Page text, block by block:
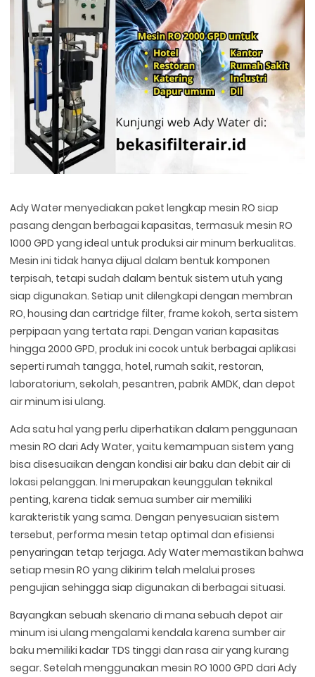
Ady Water menyediakan paket lengkap mesin RO siap
pasang dengan berbagai kapasitas, termasuk mesin RO
1000 GPD yang ideal untuk produksi air minum berkualitas.
Mesin ini tidak hanya dijual dalam bentuk komponen
terpisah, tetapi sudah dalam bentuk sistem utuh yang
siap digunakan. Setiap unit dilengkapi dengan membran
RO, housing dan cartridge filter, frame kokoh, serta sistem
perpipaan yang tertata rapi. Dengan varian kapasitas
hingga 2000 GPD, produk ini cocok untuk berbagai aplikasi
seperti rumah tangga, hotel, rumah sakit, restoran,
laboratorium, sekolah, pesantren, pabrik AMDK, dan depot
air minum isi ulang.
Ada satu hal yang perlu diperhatikan dalam penggunaan
mesin RO dari Ady Water, yaitu kemampuan sistem yang
bisa disesuaikan dengan kondisi air baku dan debit air di
lokasi pelanggan. Ini merupakan keunggulan teknikal
penting, karena tidak semua sumber air memiliki
karakteristik yang sama. Dengan penyesuaian sistem
tersebut, performa mesin tetap optimal dan efisiensi
penyaringan tetap terjaga. Ady Water memastikan bahwa
setiap mesin RO yang dikirim telah melalui proses
pengujian sehingga siap digunakan di berbagai situasi.
Bayangkan sebuah skenario di mana sebuah depot air
minum isi ulang mengalami kendala karena sumber air
baku memiliki kadar TDS tinggi dan rasa air yang kurang
segar. Setelah menggunakan mesin RO 1000 GPD dari Ady